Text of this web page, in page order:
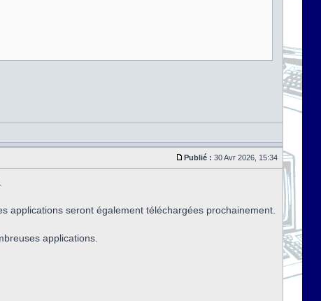
Publié : 30 Avr 2026, 15:34
applications seront également téléchargées prochainement.
applications.